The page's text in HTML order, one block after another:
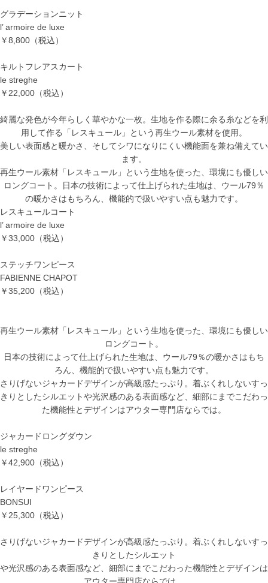
グラデーションニット
l’ armoire de luxe
￥8,800（税込）
キルトフレアスカート
le streghe
￥22,000（税込）
綺麗な発色が今年らしく華やかな一枚。生地を作る際に余る糸などを利
用して作る「レスキュール」という再生ウール素材を使用。
美しい表面感と暖かさ、そしてシワになりにくい機能面を兼ね備えてい
ます。
再生ウール素材「レスキュール」という生地を使った、環境にも優しい
ロングコート。日本の技術によって仕上げられた生地は、ウール79％
の暖かさはもちろん、機能的で扱いやすい点も魅力です。
レスキュールコート
l’ armoire de luxe
￥33,000（税込）
ステッチワンピース
FABIENNE CHAPOT
￥35,200（税込）
再生ウール素材「レスキュール」という生地を使った、環境にも優しい
ロングコート。
日本の技術によって仕上げられた生地は、ウール79％の暖かさはもち
ろん、機能的で扱いやすい点も魅力です。
さりげないジャカードデザインが高級感たっぷり。着ぶくれしないすっ
きりとしたシルエットや光沢感のある表面感など、細部にまでこだわっ
た機能性とデザインはアウター専門店ならでは。
ジャカードロングダウン
le streghe
￥42,900（税込）
レイヤードワンピース
BONSUI
￥25,300（税込）
さりげないジャカードデザインが高級感たっぷり。着ぶくれしないすっ
きりとしたシルエット
や光沢感のある表面感など、細部にまでこだわった機能性とデザインは